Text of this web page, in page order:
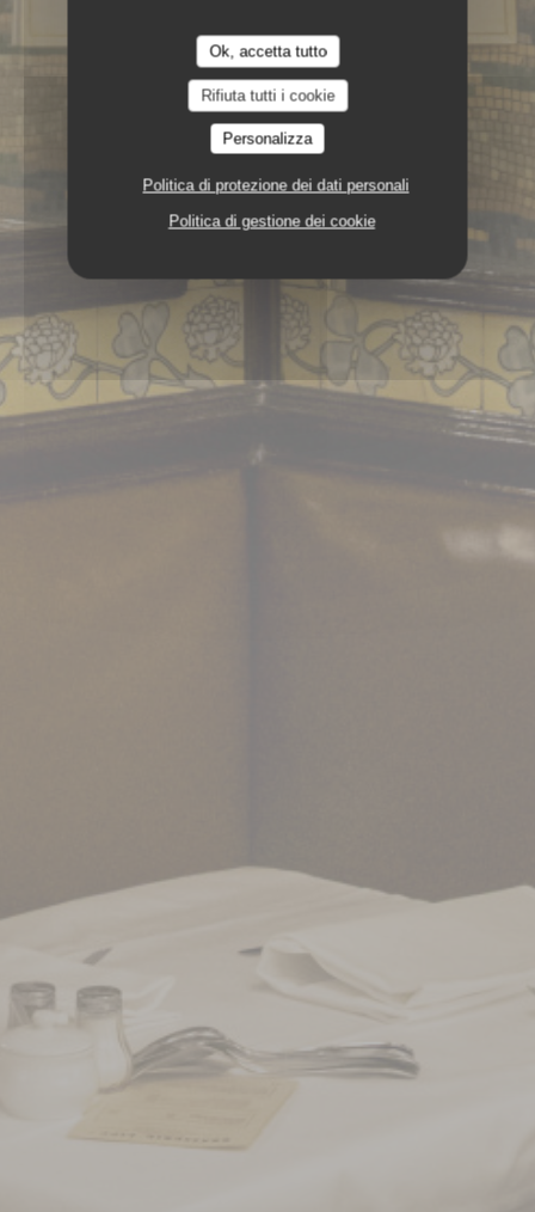
Ok, accetta tutto
Rifiuta tutti i cookie
Personalizza
Politica di protezione dei dati personali
Politica di gestione dei cookie